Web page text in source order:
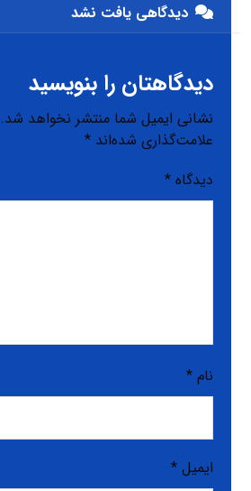
دیدگاهی یافت نشد
دیدگاهتان را بنویسید
نشانی ایمیل شما منتشر نخواهد شد.
علامت‌گذاری شده‌اند*
دیدگاه*
نام*
ایمیل*